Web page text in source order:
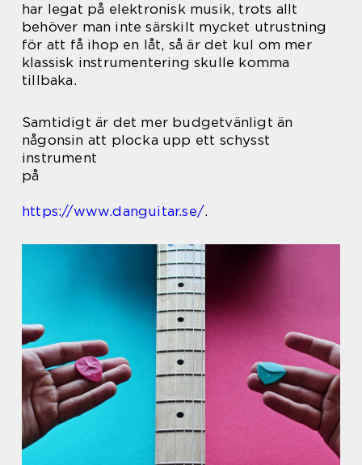
har legat på elektronisk musik, trots allt
behöver man inte särskilt mycket utrustning
för att få ihop en låt, så är det kul om mer
klassisk instrumentering skulle komma
tillbaka.
Samtidigt är det mer budgetvänligt än
någonsin att plocka upp ett schysst
instrument
på
https://www.danguitar.se/.